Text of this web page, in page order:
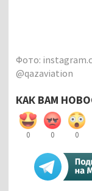
Фото:
@qazaviation
КАК ВАМ
0 0 0